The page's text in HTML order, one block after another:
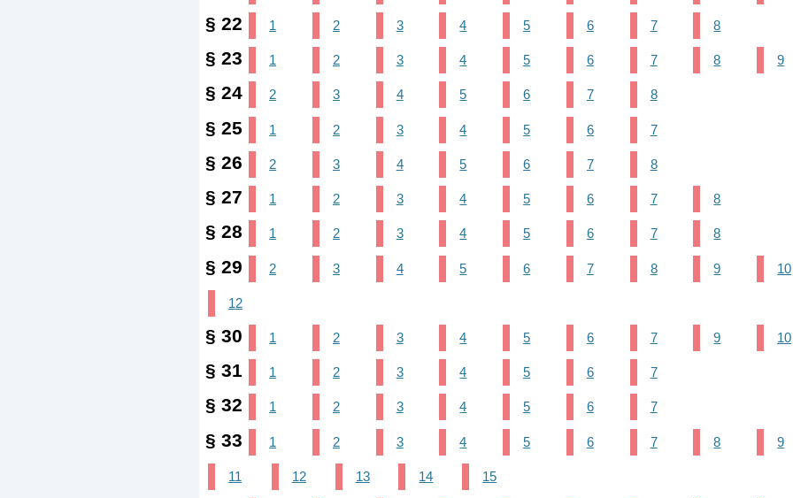
§ 22 1 2 3 4 5 6 7 8
§ 23 1 2 3 4 5 6 7 8 9
§ 24 2 3 4 5 6 7 8
§ 25 1 2 3 4 5 6 7
§ 26 2 3 4 5 6 7 8
§ 27 1 2 3 4 5 6 7 8
§ 28 1 2 3 4 5 6 7 8
§ 29 2 3 4 5 6 7 8 9 10
12
§ 30 1 2 3 4 5 6 7 9 10
§ 31 1 2 3 4 5 6 7
§ 32 1 2 3 4 5 6 7
§ 33 1 2 3 4 5 6 7 8 9
11 12 13 14 15